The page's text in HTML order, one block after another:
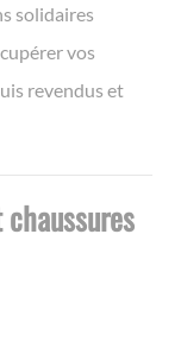
solidaires
vos
revendus et